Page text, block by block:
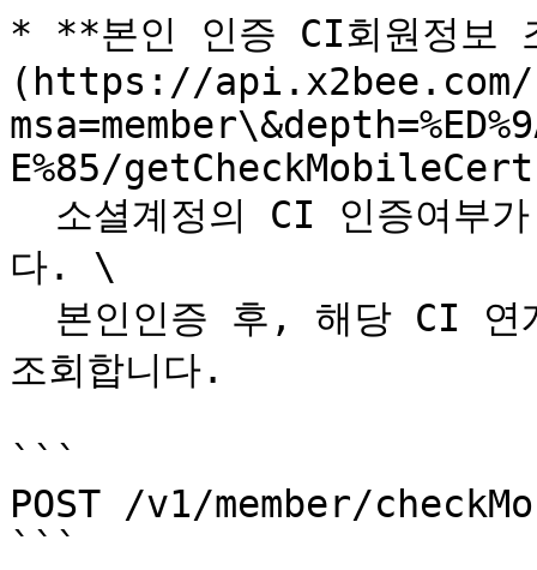
* **본인 인증 CI회원정보
(https://api.x2bee.com/
E%85/
다. \
조회합니다.
```
POST /v1/member/
```